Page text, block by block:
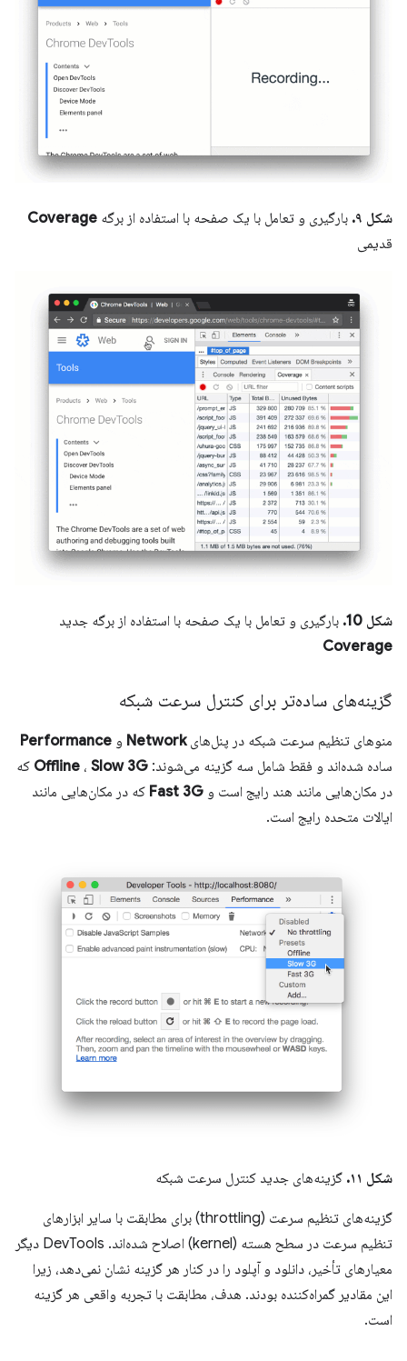
شکل ۹. بارگیری و تعامل با یک صفحه با استفاده از برگه Coverage
قدیمی
شکل 10.
بارگیری و تعامل با یک صفحه با استفاده از برگه جدید
Coverage
گزینه‌های ساده‌تر برای کنترل سرعت شبکه
منوهای تنظیم سرعت شبکه در پنل‌هایNetwork و Performance
ساده شده‌اند و فقط شامل سه گزینه می‌شوند:
Offline ، Slow 3G
که
در مکان‌هایی مانند هند رایج است و Fast 3G که در مکان‌هایی مانند
ایالات متحده رایج است.
شکل ۱۱. گزینه‌های جدید کنترل سرعت شبکه
گزینه‌های تنظیم سرعت (throttling) برای مطابقت با سایر ابزارهای
تنظیم سرعت در سطح هسته (kernel) اصلاح شده‌اند. DevTools دیگر
معیارهای تأخیر، دانلود و آپلود را در کنار هر گزینه نشان نمی‌دهد، زیرا
این مقادیر گمراه‌کننده بودند. هدف، مطابقت با تجربه واقعی هر گزینه
است.